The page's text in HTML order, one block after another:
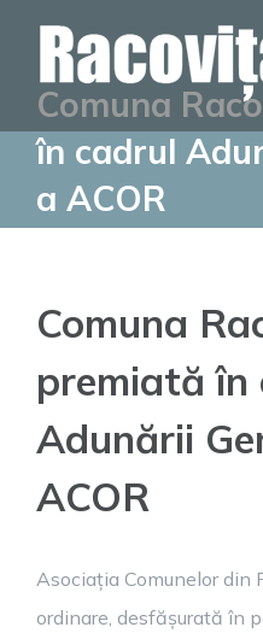
contentComuna
în cadrul
a ACOR
Comuna
premiată în
Adunării
ACOR
Asociația Comunelor din
ordinare, desfășurată în